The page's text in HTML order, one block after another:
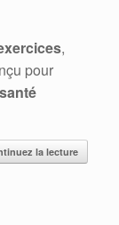
,
pour
la lecture